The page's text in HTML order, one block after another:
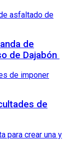
de
de Dajabón
de